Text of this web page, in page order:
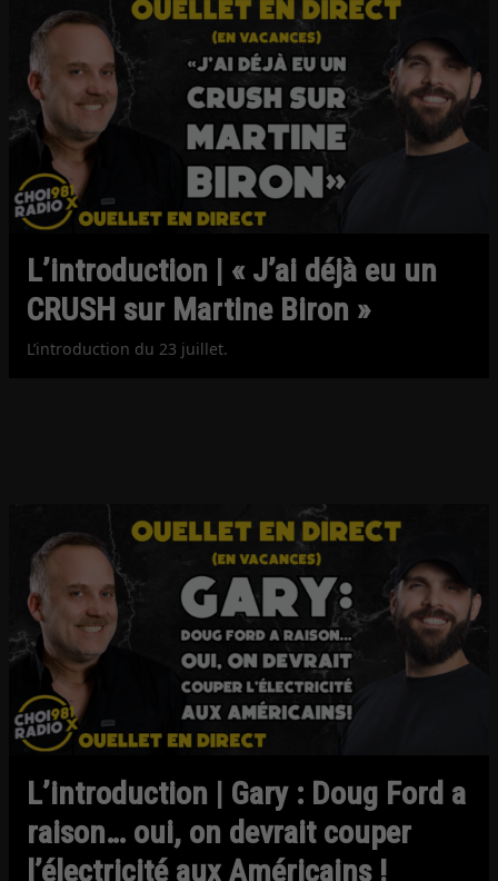
L’introduction | « J’ai déjà eu un
CRUSH sur Martine Biron »
L’introduction du 23 juillet.
L’introduction | Gary : Doug Ford a
raison… oui, on devrait couper
l’électricité aux Américains !